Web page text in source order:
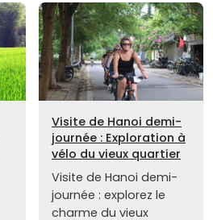
Visite de Hanoi demi-
journée : Exploration à
vélo du vieux quartier
Visite de Hanoi demi-
journée : explorez le
charme du vieux